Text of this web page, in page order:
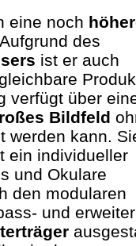
eine noch
des
ist er auch
verfügt über
Bildfeld
werden kann.
ein individueller
und Okulare
den modularen
und